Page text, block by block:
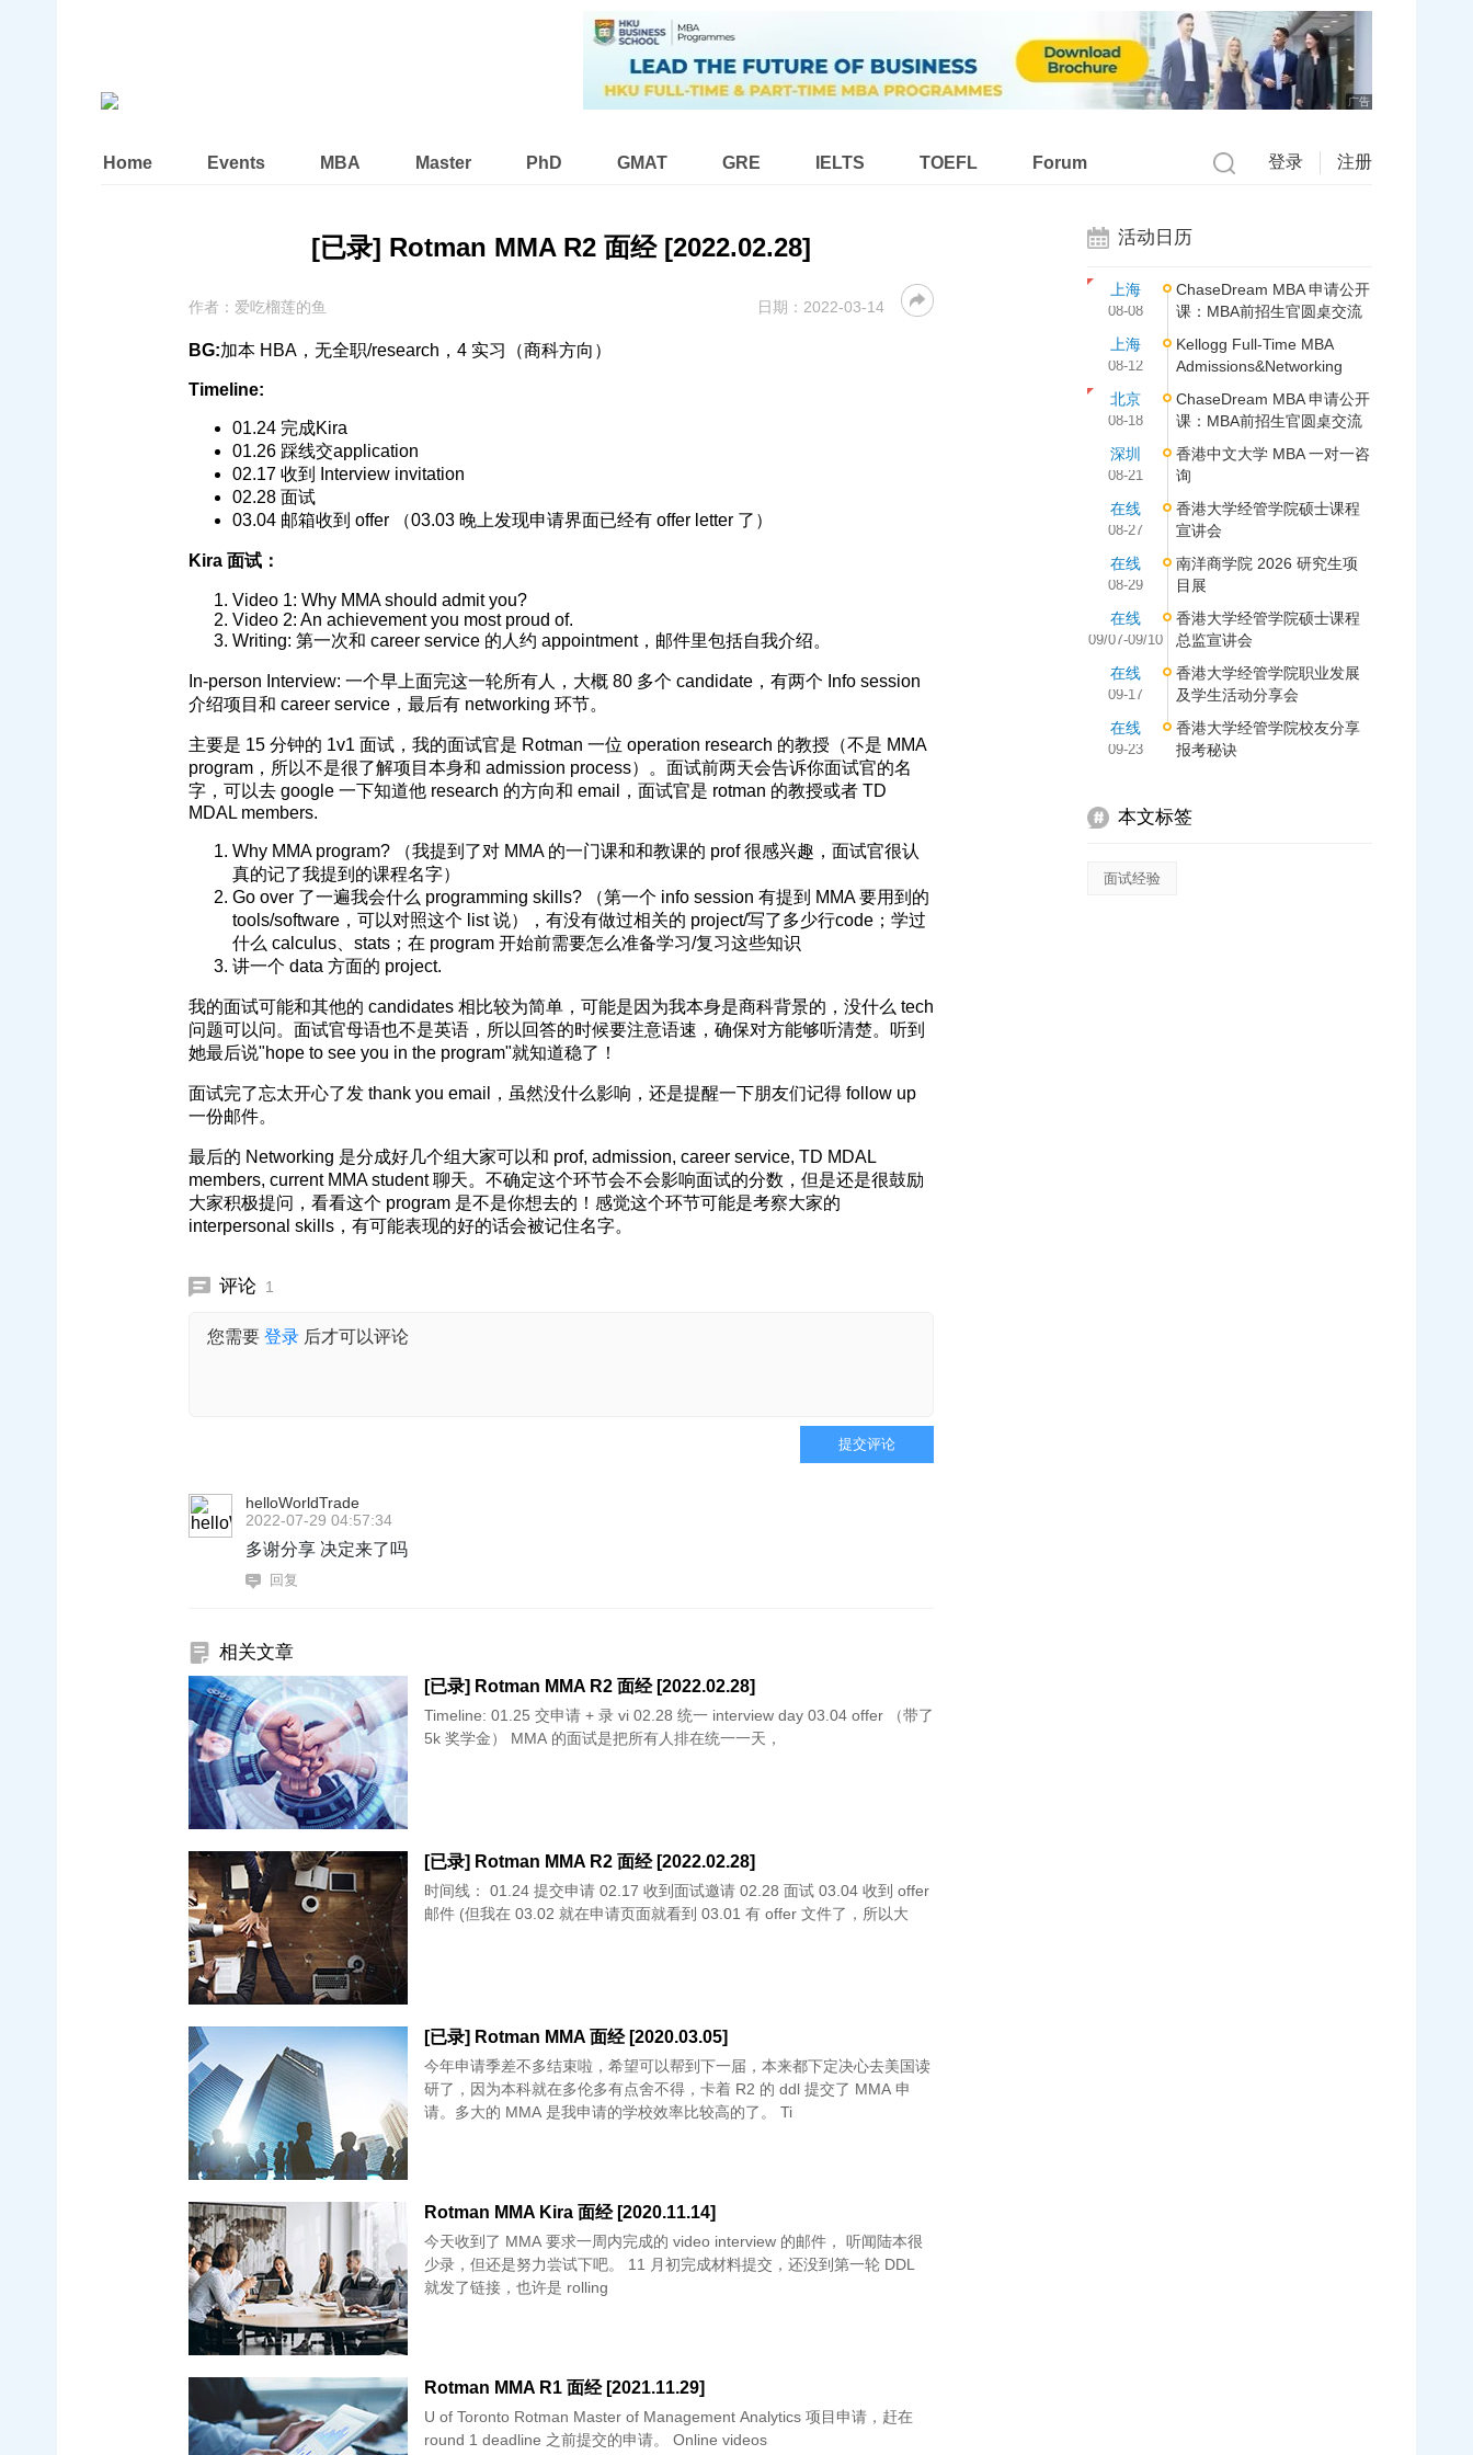
广告
Home Events MBA Master PhD GMAT GRE IELTS TOEFL Forum 登录 注册
[已录] Rotman MMA R2 面经 [2022.02.28]
作者： 爱吃榴莲的鱼 日期： 2022-03-14
BG:加本 HBA，无全职/research，4 实习（商科方向）
Timeline:
01.24 完成Kira
01.26 踩线交application
02.17 收到 Interview invitation
02.28 面试
03.04 邮箱收到 offer （03.03 晚上发现申请界面已经有 offer letter 了）
Kira 面试：
Video 1: Why MMA should admit you?
Video 2: An achievement you most proud of.
Writing: 第一次和 career service 的人约 appointment，邮件里包括自我介绍。
In-person Interview: 一个早上面完这一轮所有人，大概 80 多个 candidate，有两个 Info session
介绍项目和 career service，最后有 networking 环节。
主要是 15 分钟的 1v1 面试，我的面试官是 Rotman 一位 operation research 的教授（不是 MMA
program，所以不是很了解项目本身和 admission process）。面试前两天会告诉你面试官的名
字，可以去 google 一下知道他 research 的方向和 email，面试官是 rotman 的教授或者 TD
MDAL members.
Why MMA program? （我提到了对 MMA 的一门课和和教课的 prof 很感兴趣，面试官很认
真的记了我提到的课程名字）
Go over 了一遍我会什么 programming skills? （第一个 info session 有提到 MMA 要用到的
tools/software，可以对照这个 list 说），有没有做过相关的 project/写了多少行code；学过
什么 calculus、stats；在 program 开始前需要怎么准备学习/复习这些知识
讲一个 data 方面的 project.
我的面试可能和其他的 candidates 相比较为简单，可能是因为我本身是商科背景的，没什么 tech
问题可以问。面试官母语也不是英语，所以回答的时候要注意语速，确保对方能够听清楚。听到
她最后说"hope to see you in the program"就知道稳了！
面试完了忘太开心了发 thank you email，虽然没什么影响，还是提醒一下朋友们记得 follow up
一份邮件。
最后的 Networking 是分成好几个组大家可以和 prof, admission, career service, TD MDAL
members, current MMA student 聊天。不确定这个环节会不会影响面试的分数，但是还是很鼓励
大家积极提问，看看这个 program 是不是你想去的！感觉这个环节可能是考察大家的
interpersonal skills，有可能表现的好的话会被记住名字。
评论 1
您需要 登录 后才可以评论
提交评论
helloWorldTrade
2022-07-29 04:57:34
多谢分享 决定来了吗
回复
相关文章
[已录] Rotman MMA R2 面经 [2022.02.28]
Timeline: 01.25 交申请 + 录 vi 02.28 统一 interview day 03.04 offer （带了
5k 奖学金） MMA 的面试是把所有人排在统一一天，
[已录] Rotman MMA R2 面经 [2022.02.28]
时间线： 01.24 提交申请 02.17 收到面试邀请 02.28 面试 03.04 收到 offer
邮件 (但我在 03.02 就在申请页面就看到 03.01 有 offer 文件了，所以大
[已录] Rotman MMA 面经 [2020.03.05]
今年申请季差不多结束啦，希望可以帮到下一届，本来都下定决心去美国读
研了，因为本科就在多伦多有点舍不得，卡着 R2 的 ddl 提交了 MMA 申
请。多大的 MMA 是我申请的学校效率比较高的了。 Ti
Rotman MMA Kira 面经 [2020.11.14]
今天收到了 MMA 要求一周内完成的 video interview 的邮件， 听闻陆本很
少录，但还是努力尝试下吧。 11 月初完成材料提交，还没到第一轮 DDL
就发了链接，也许是 rolling
Rotman MMA R1 面经 [2021.11.29]
U of Toronto Rotman Master of Management Analytics 项目申请，赶在
round 1 deadline 之前提交的申请。 Online videos
活动日历
上海
08-08
ChaseDream MBA 申请公开
课：MBA前招生官圆桌交流
上海
08-12
Kellogg Full-Time MBA
Admissions&Networking
北京
08-18
ChaseDream MBA 申请公开
课：MBA前招生官圆桌交流
深圳
08-21
香港中文大学 MBA 一对一咨
询
在线
08-27
香港大学经管学院硕士课程
宣讲会
在线
08-29
南洋商学院 2026 研究生项
目展
在线
09/07-09/10
香港大学经管学院硕士课程
总监宣讲会
在线
09-17
香港大学经管学院职业发展
及学生活动分享会
在线
09-23
香港大学经管学院校友分享
报考秘诀
本文标签
面试经验